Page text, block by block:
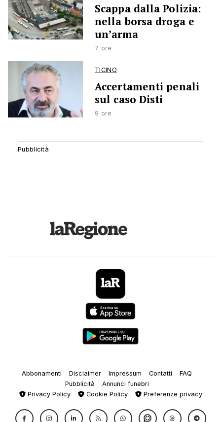
Scappa dalla Polizia:
nella borsa droga e
un’arma
7 ore
TICINO
Accertamenti penali
sul caso Disti
9 ore
Abbonamenti Disclaimer Impressum Contatti
FAQ
Pubblicità
Annunci funebri
Privacy Policy
Cookie Policy Preferenze privacy